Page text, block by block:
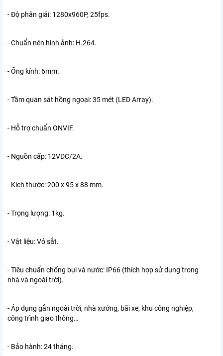
- Độ phân giải: 1280x960P, 25fps.
- Chuẩn nén hình ảnh: H.264.
- Ống kính: 6mm.
- Tầm quan sát hồng ngoại: 35 mét (LED Array).
- Hỗ trợ chuẩn ONVIF.
- Nguồn cấp: 12VDC/2A.
- Kích thước: 200 x 95 x 88 mm.
- Trọng lượng: 1kg.
- Vật liệu: Vỏ sắt.
- Tiêu chuẩn chống bụi và nước: IP66 (thích hợp sử dụng trong
nhà và ngoài trời).
- Áp dụng gắn ngoài trời, nhà xưởng, bãi xe, khu công nghiệp,
công trình giao thông…
- Bảo hành: 24 tháng.